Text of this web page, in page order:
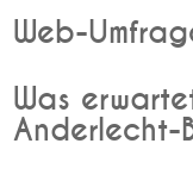
Web-
Was
Anderlecht-